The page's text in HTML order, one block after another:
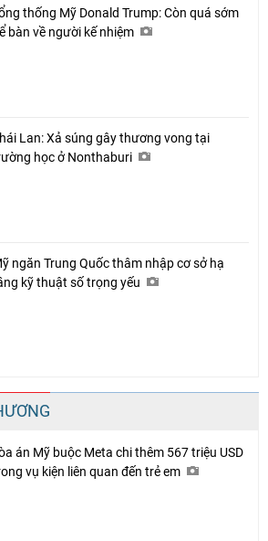
thống Mỹ Donald Trump: Còn quá sớm
bàn về người kế nhiệm
Lan: Xả súng gây thương vong tại
học ở Nonthaburi
ngăn Trung Quốc thâm nhập cơ sở hạ
kỹ thuật số trọng yếu
án Mỹ buộc Meta chi thêm 567 triệu USD
vụ kiện liên quan đến trẻ em